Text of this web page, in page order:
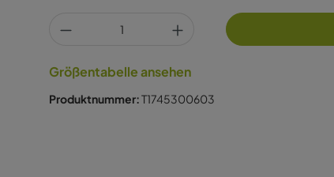
Größentabelle ansehen
Produktnummer:T1745300603